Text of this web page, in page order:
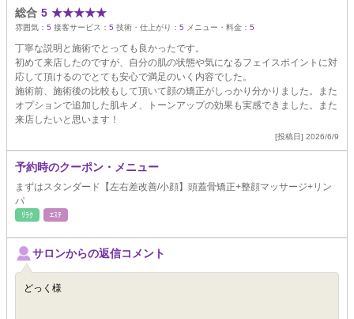
総合 5 ★★★★★
雰囲気： 5 接客サービス： 5 技術・仕上がり： 5 メニュー・料金： 5
丁寧な説明と施術でとっても良かったです。
初めて来店したのですが、自分の肌の状態や気になるフェイスポイントに対
応して頂けるのでとても安心で満足のいく内容でした。
施術前、施術後の比較もして頂いて顔の矯正がしっかり分かりました。また
オプションで追加した肌キメ、トーンアップの効果も実感できました。また
来店したいと思います！
[投稿日] 2026/6/9
予約時のクーポン・メニュー
まずはスタンダード【左右差改善/小顔】頭蓋骨矯正+整顔マッサージ+リン
パ
ﾘﾗｸ ｴｽﾃ
サロンからの返信コメント
どっく様